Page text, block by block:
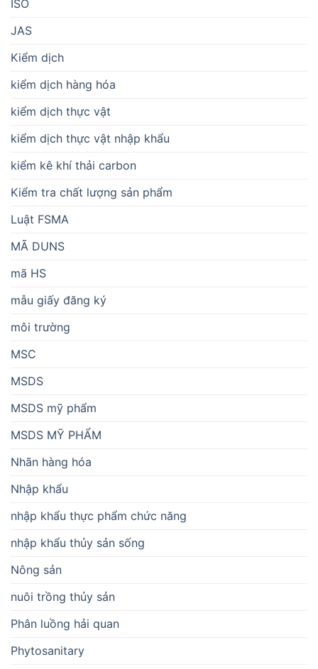
ISO
JAS
Kiểm dịch
kiểm dịch hàng hóa
kiểm dịch thực vật
kiểm dịch thực vật nhập khẩu
kiểm kê khí thải carbon
Kiểm tra chất lượng sản phẩm
Luật FSMA
MÃ DUNS
mã HS
mẫu giấy đăng ký
môi trường
MSC
MSDS
MSDS mỹ phẩm
MSDS MỸ PHẨM
Nhãn hàng hóa
Nhập khẩu
nhập khẩu thực phẩm chức năng
nhập khẩu thủy sản sống
Nông sản
nuôi trồng thủy sản
Phân luồng hải quan
Phytosanitary